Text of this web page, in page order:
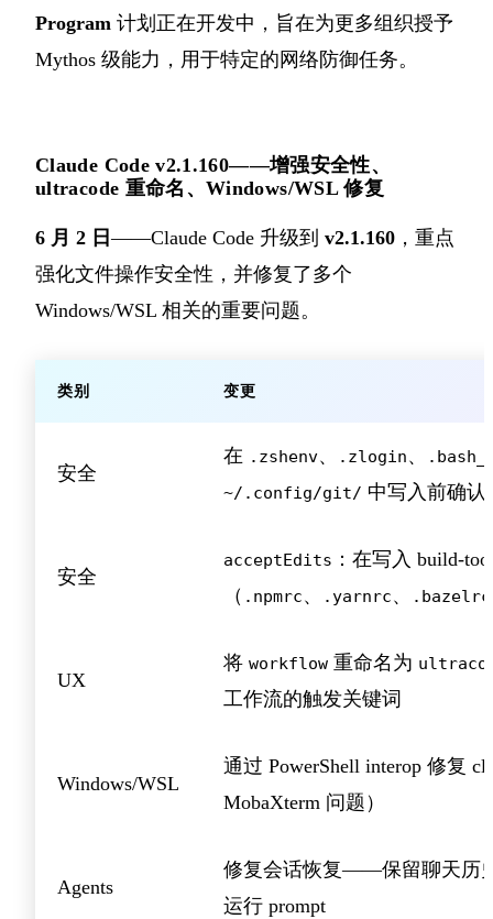
Program 计划正在开发中，旨在为更多组织授予
Mythos 级能力，用于特定的网络防御任务。
Claude Code v2.1.160——增强安全性、
ultracode 重命名、Windows/WSL 修复
6 月 2 日——Claude Code 升级到 v2.1.160 ，重点
强化文件操作安全性，并修复了多个
Windows/WSL 相关的重要问题。
类别 变更
安全
在 .zshenv、 .zlogin、
~/.config/git/ 中写入前确认
安全
acceptEdits ：在写入 build-
（ .npmrc、 .yarnrc、 .bazelrc
UX
将 workflow 重命名为
工作流的触发关键词
Windows/WSL
通过 PowerShell interop 修复
MobaXterm 问题）
Agents
修复会话恢复——保留聊天历
运行 prompt